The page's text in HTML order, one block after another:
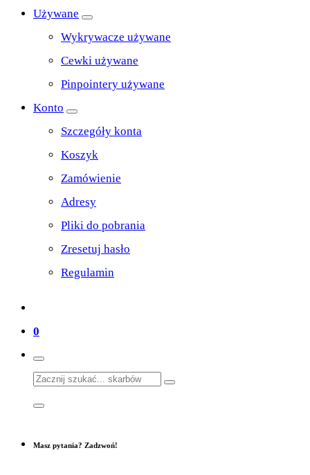
Używane
Wykrywacze używane
Cewki używane
Pinpointery używane
Konto
Szczegóły konta
Koszyk
Zamówienie
Adresy
Pliki do pobrania
Zresetuj hasło
Regulamin
0
Search
for:
Masz pytania? Zadzwoń!